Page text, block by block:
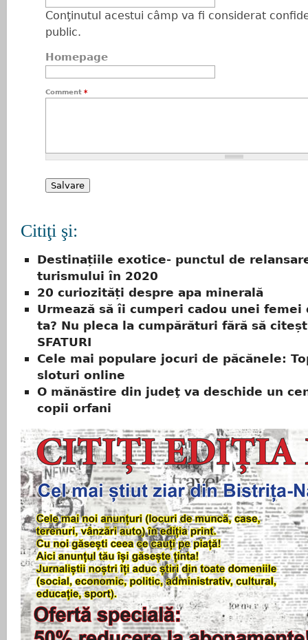
Conţinutul acestui câmp va fi considerat
public.
Homepage
Comment *
Citiţi şi:
Destinațiile exotice- punctul de
turismului în 2020
20 curiozități despre apa minerală
Urmează să îi cumperi cadou unei femei
ta? Nu pleca la cumpărături fără să
SFATURI
Cele mai populare jocuri de păcănele:
sloturi online
O mănăstire din judeţ va deschide un
copii orfani